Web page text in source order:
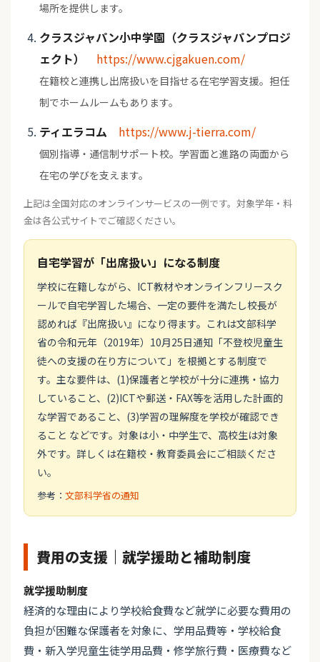
場所を提供します。
クラスジャパン小中学園（クラスジャパンプロジ
ェクト）
https://www.cjgakuen.com/
在籍校と連携し出席扱いを目指せる在宅学習支援。担任
制でホームルームもあります。
ティエラコム https://www.j-tierra.com/
個別指導・通信制サポート校。学習面と進路の両面から
在宅の学びを支えます。
上記は全国対応のオンラインサービスの一例です。対象学年・料
金は各公式サイトでご確認ください。
自宅学習が「出席扱い」になる制度
学校に在籍しながら、ICT教材やオンラインフリースク
ールで自宅学習した場合、一定の要件を満たし校長が
認めれば『出席扱い』になり得ます。これは文部科学
省の令和元年（2019年）10月25日通知「不登校児童生
徒への支援の在り方について」を根拠とする制度で
す。主な要件は、(1)保護者と学校が十分に連携・協力
していること、(2)ICTや郵送・FAX等を活用した計画的
な学習であること、(3)学習の理解度を学校が確認でき
ること などです。対象は小・中学生で、高校生は対象
外です。詳しくは在籍校・教育委員会にご相談くださ
い。
参考： 文部科学省の通知
費用の支援｜就学援助と補助制度
就学援助制度
経済的な理由により学校給食費など就学に必要な費用の
負担が困難な保護者を対象に、学用品費等・学校給食
費・新入学児童生徒学用品費・修学旅行費・医療費など